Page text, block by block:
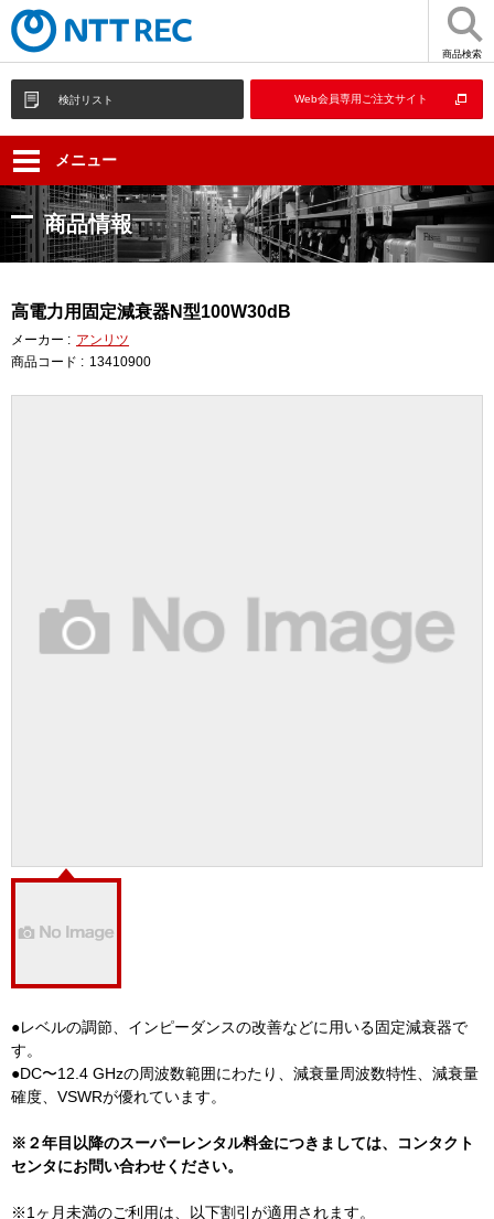
商品検索
検討リスト Web会員専用ご注文サイト
メニュー
商品情報
高電力用固定減衰器N型100W30dB
メーカー : アンリツ
商品コード : 13410900
●レベルの調節、インピーダンスの改善などに用いる固定減衰器で
す。
●DC〜12.4 GHzの周波数範囲にわたり、減衰量周波数特性、減衰量
確度、VSWRが優れています。
※２年目以降のスーパーレンタル料金につきましては、コンタクト
センタにお問い合わせください。
※1ヶ月未満のご利用は、以下割引が適用されます。